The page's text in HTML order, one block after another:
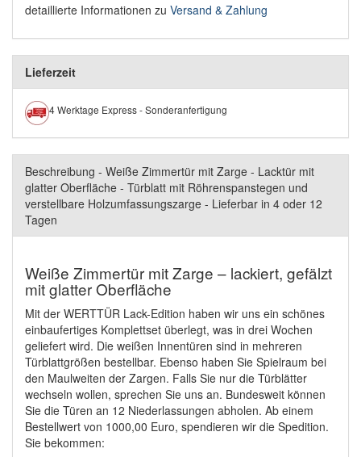
detaillierte Informationen zu Versand & Zahlung
Lieferzeit
4 Werktage Express - Sonderanfertigung
Beschreibung - Weiße Zimmertür mit Zarge - Lacktür mit
glatter Oberfläche - Türblatt mit Röhrenspanstegen und
verstellbare Holzumfassungszarge - Lieferbar in 4 oder 12
Tagen
Weiße Zimmertür mit Zarge – lackiert, gefälzt
mit glatter Oberfläche
Mit der WERTTÜR Lack-Edition haben wir uns ein schönes
einbaufertiges Komplettset überlegt, was in drei Wochen
geliefert wird. Die weißen Innentüren sind in mehreren
Türblattgrößen bestellbar. Ebenso haben Sie Spielraum bei
den Maulweiten der Zargen. Falls Sie nur die Türblätter
wechseln wollen, sprechen Sie uns an. Bundesweit können
Sie die Türen an 12 Niederlassungen abholen. Ab einem
Bestellwert von 1000,00 Euro, spendieren wir die Spedition.
Sie bekommen: